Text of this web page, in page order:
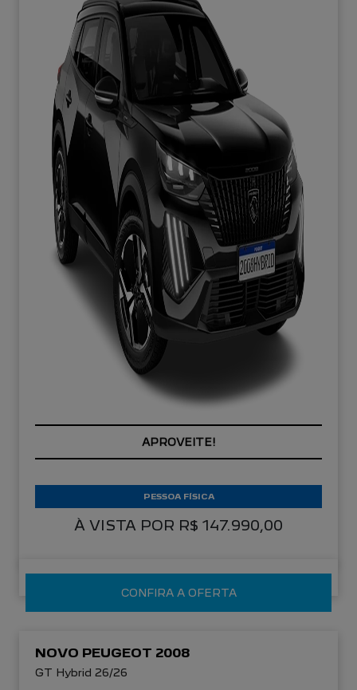
PREÇOS REDUZIDOS
À VISTA POR R$ 147.990,00
PESSOA FÍSICA
CONFIRA A OFERTA
NOVO PEUGEOT 2008
GT Hybrid 26/26